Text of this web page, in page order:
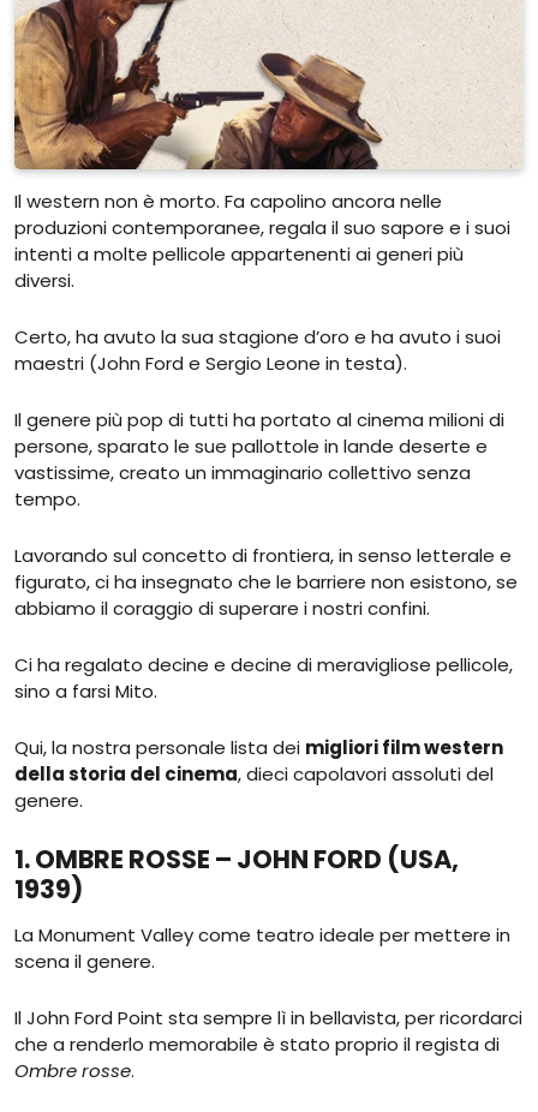
Il western non è morto. Fa capolino ancora nelle
produzioni contemporanee, regala il suo sapore e i suoi
intenti a molte pellicole appartenenti ai generi più
diversi.
Certo, ha avuto la sua stagione d’oro e ha avuto i suoi
maestri (John Ford e Sergio Leone in testa).
Il genere più pop di tutti ha portato al cinema milioni di
persone, sparato le sue pallottole in lande deserte e
vastissime, creato un immaginario collettivo senza
tempo.
Lavorando sul concetto di frontiera, in senso letterale e
figurato, ci ha insegnato che le barriere non esistono, se
abbiamo il coraggio di superare i nostri confini.
Ci ha regalato decine e decine di meravigliose pellicole,
sino a farsi Mito.
Qui, la nostra personale lista dei migliori film western
della storia del cinema, dieci capolavori assoluti del
genere.
1. OMBRE ROSSE – JOHN FORD (USA,
1939)
La Monument Valley come teatro ideale per mettere in
scena il genere.
Il John Ford Point sta sempre lì in bellavista, per ricordarci
che a renderlo memorabile è stato proprio il regista di
Ombre rosse.